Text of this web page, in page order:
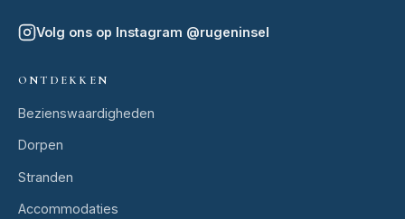
Volg ons op Instagram @rugeninsel
ONTDEKKEN
Bezienswaardigheden
Dorpen
Stranden
Accommodaties